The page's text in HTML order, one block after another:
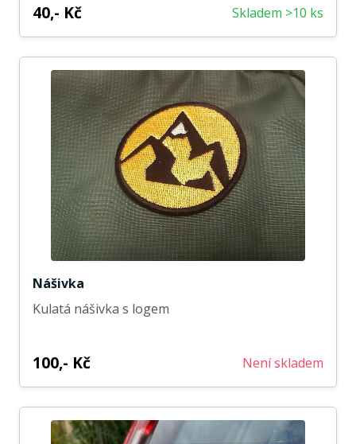
40,- Kč Skladem >10 ks
Nášivka
Kulatá nášivka s logem
100,- Kč Není skladem